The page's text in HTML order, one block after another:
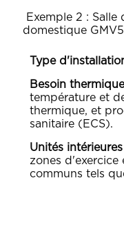
Exemple 2 : Salle
domestique GMV5
Type
Besoin
température et
thermique, et
sanitaire (ECS).
Unités
zones d'exercice
communs tels